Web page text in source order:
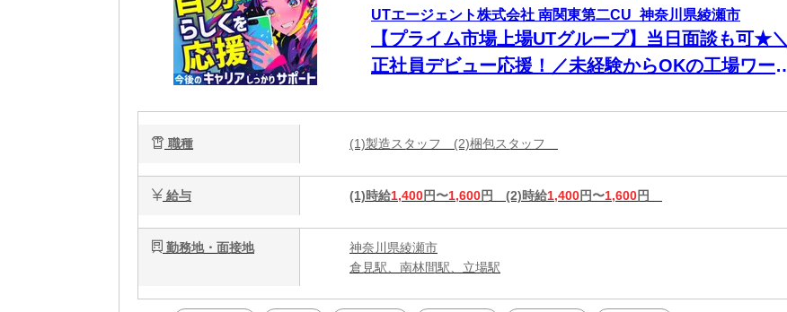
UTエージェント株式会社 南関東第二CU_神奈川県綾瀬市
【プライム市場上場UTグループ】当日面談も可★＼
正社員デビュー応援！／未経験からOKの工場ワー
職種 (1)製造スタッフ (2)梱包スタッフ
給与 (1)時給1,400円〜1,600円 (2)時給1,400円〜1,600円
勤務地・面接地
神奈川県綾瀬市
倉見駅、南林間駅、立場駅